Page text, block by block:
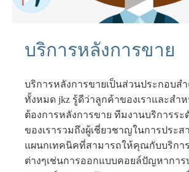
บริการหลังการขาย
บริการหลังการขายเป็นส่วนประกอบส
ทั้งหมด jkz รู้ดีว่าลูกค้าของเราและสำห
ต้องการหลังการขาย ทีมงานบริการร
ของเรารวมถึงผู้เชี่ยวชาญในการประส
แผนกเทคนิคที่สามารถให้คุณกับบริกา
ต่างๆเช่นการออกแบบคอยล์ปัญหาการ